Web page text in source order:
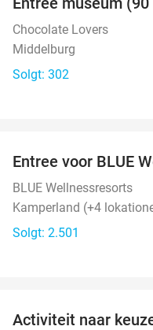
Chocolate Lovers
Middelburg
Solgt: 302
Entree voor BLUE
BLUE Wellnessresorts
Kamperland (+4
Solgt: 2.501
Activiteit naar